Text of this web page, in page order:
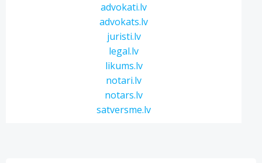
advokati.lv
advokats.lv
juristi.lv
legal.lv
likums.lv
notari.lv
notars.lv
satversme.lv